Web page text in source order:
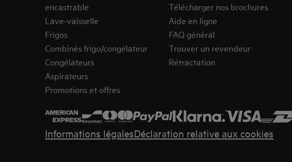
encastrable
Lave-vaisselle
Frigos
Combinés frigo/congélateur
Congélateurs
Aspirateurs
Promotions et offres
Télécharger nos brochures
Aide en ligne
FAQ général
Trouver un revendeur
Rétractation
Informations légalesDéclaration relative aux cookies